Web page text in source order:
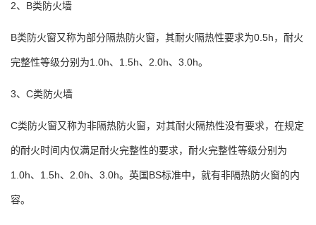
2、B类防火墙
B类防火窗又称为部分隔热防火窗，其耐火隔热性要求为0.5h，耐火
完整性等级分别为1.0h、1.5h、2.0h、3.0h。
3、C类防火墙
C类防火窗又称为非隔热防火窗，对其耐火隔热性没有要求，在规定
的耐火时间内仅满足耐火完整性的要求，耐火完整性等级分别为
1.0h、1.5h、2.0h、3.0h。英国BS标准中，就有非隔热防火窗的内
容。